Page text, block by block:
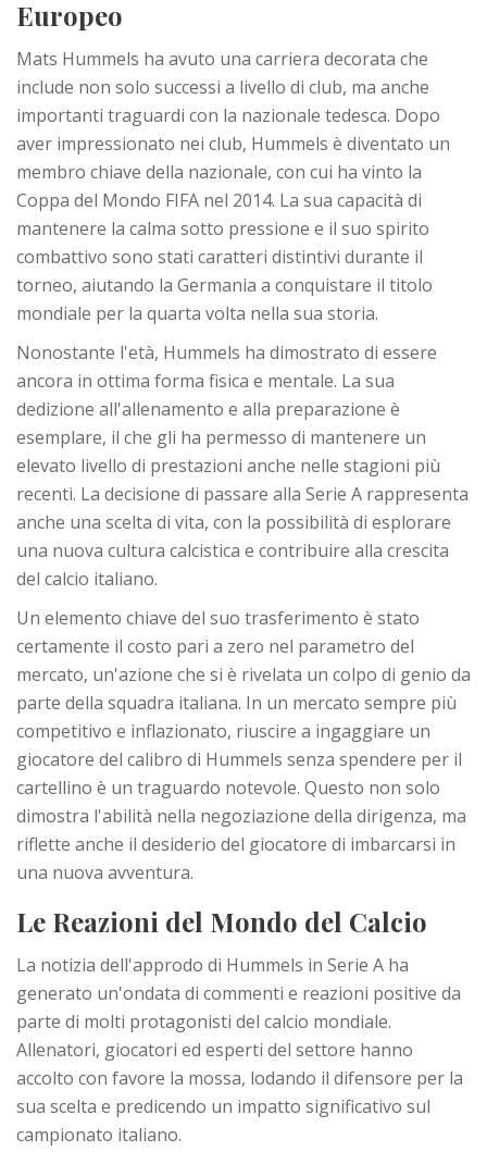
Europeo
Mats Hummels ha avuto una carriera decorata che
include non solo successi a livello di club, ma anche
importanti traguardi con la nazionale tedesca. Dopo
aver impressionato nei club, Hummels è diventato un
membro chiave della nazionale, con cui ha vinto la
Coppa del Mondo FIFA nel 2014. La sua capacità di
mantenere la calma sotto pressione e il suo spirito
combattivo sono stati caratteri distintivi durante il
torneo, aiutando la Germania a conquistare il titolo
mondiale per la quarta volta nella sua storia.
Nonostante l'età, Hummels ha dimostrato di essere
ancora in ottima forma fisica e mentale. La sua
dedizione all'allenamento e alla preparazione è
esemplare, il che gli ha permesso di mantenere un
elevato livello di prestazioni anche nelle stagioni più
recenti. La decisione di passare alla Serie A rappresenta
anche una scelta di vita, con la possibilità di esplorare
una nuova cultura calcistica e contribuire alla crescita
del calcio italiano.
Un elemento chiave del suo trasferimento è stato
certamente il costo pari a zero nel parametro del
mercato, un'azione che si è rivelata un colpo di genio da
parte della squadra italiana. In un mercato sempre più
competitivo e inflazionato, riuscire a ingaggiare un
giocatore del calibro di Hummels senza spendere per il
cartellino è un traguardo notevole. Questo non solo
dimostra l'abilità nella negoziazione della dirigenza, ma
riflette anche il desiderio del giocatore di imbarcarsi in
una nuova avventura.
Le Reazioni del Mondo del Calcio
La notizia dell'approdo di Hummels in Serie A ha
generato un'ondata di commenti e reazioni positive da
parte di molti protagonisti del calcio mondiale.
Allenatori, giocatori ed esperti del settore hanno
accolto con favore la mossa, lodando il difensore per la
sua scelta e predicendo un impatto significativo sul
campionato italiano.